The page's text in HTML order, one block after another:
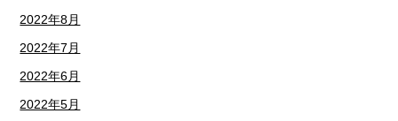
2022年8月
2022年7月
2022年6月
2022年5月